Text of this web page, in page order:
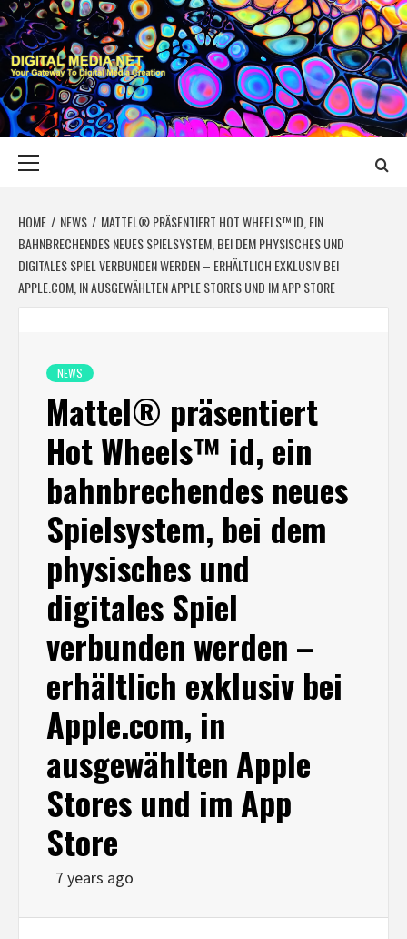
Skip
to
content
DIGITAL MEDIA
YOUR GATEWAY TO DIGITAL MEDIA CREATION
HOME NEWS
MATTEL® PRÄSENTIERT HOT WHEELS™ ID, EIN
BAHNBRECHENDES NEUES SPIELSYSTEM, BEI DEM PHYSISCHES UND
DIGITALES SPIEL VERBUNDEN WERDEN – ERHÄLTLICH EXKLUSIV BEI
APPLE.COM, IN AUSGEWÄHLTEN APPLE STORES UND IM APP STORE
NEWS
Mattel® präsentiert
Hot Wheels™ id, ein
bahnbrechendes neues
Spielsystem, bei dem
physisches und
digitales Spiel
verbunden werden –
erhältlich exklusiv bei
Apple.com, in
ausgewählten Apple
Stores und im App
Store
7 years ago